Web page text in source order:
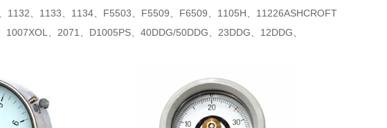
、1133、1134、F5503、F5509、F6509、1105H、11226ASHCROFT
、2071、D1005PS、40DDG/50DDG、23DDG、12DDG、